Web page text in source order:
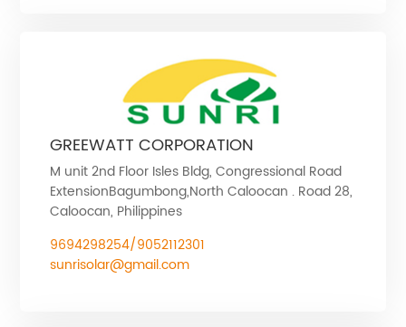
GREEWATT CORPORATION
M unit 2nd Floor Isles Bldg, Congressional Road
ExtensionBagumbong,North Caloocan . Road 28,
Caloocan, Philippines
9694298254/9052112301
sunrisolar@gmail.com